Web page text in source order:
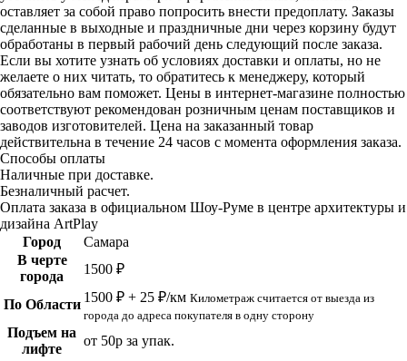
оставляет за собой право попросить внести предоплату. Заказы
сделанные в выходные и праздничные дни через корзину будут
обработаны в первый рабочий день следующий после заказа.
Если вы хотите узнать об условиях доставки и оплаты, но не
желаете о них читать, то обратитесь к менеджеру, который
обязательно вам поможет. Цены в интернет-магазине полностью
соответствуют рекомендован розничным ценам поставщиков и
заводов изготовителей. Цена на заказанный товар
действительна в течение 24 часов с момента оформления заказа.
Способы оплаты
Наличные при доставке.
Безналичный расчет.
Оплата заказа в официальном Шоу-Руме в центре архитектуры и
дизайна ArtPlay
Город
Самара
В черте
города
1500 ₽
По Области 1500 ₽ + 25 ₽/км Километраж считается от выезда из
города до адреса покупателя в одну сторону
Подъем на
лифте
от 50р за упак.